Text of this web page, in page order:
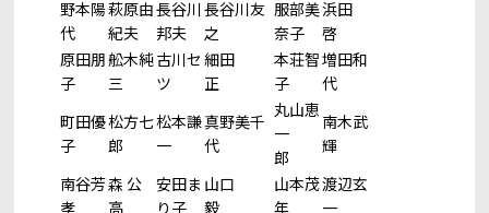
野本陽
代
萩原由
紀夫
長谷川
邦夫
長谷川友
之
服部美
奈子
浜田
啓
原田朋
子
舩木純
三
古川セ
ツ
細田
正
本荘智
子
増田和
代
町田優
子
松方七
郎
松本謙
一
真野美千
代
丸山恵
一
郎
南木武
輝
南谷芳
孝
森 公
高
安田ま
り子
山口
毅
山本茂
年
渡辺玄
一